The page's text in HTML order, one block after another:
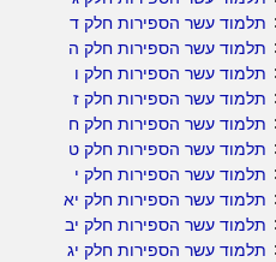
תלמוד עשר הספירות חלק ד
תלמוד עשר הספירות חלק ה
תלמוד עשר הספירות חלק ו
תלמוד עשר הספירות חלק ז
תלמוד עשר הספירות חלק ח
תלמוד עשר הספירות חלק ט
תלמוד עשר הספירות חלק י
תלמוד עשר הספירות חלק יא
תלמוד עשר הספירות חלק יב
תלמוד עשר הספירות חלק יג